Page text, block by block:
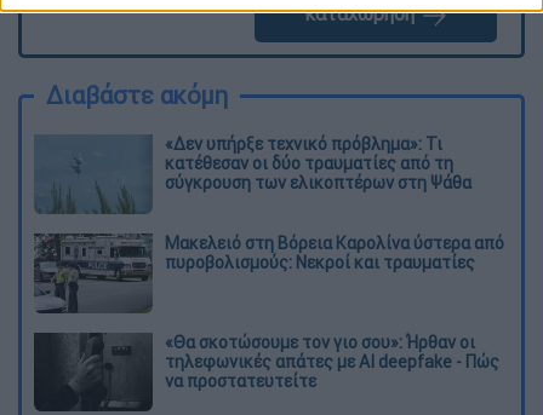
καταχώρηση
Διαβάστε ακόμη
«Δεν υπήρξε τεχνικό πρόβλημα»: Τι
κατέθεσαν οι δύο τραυματίες από τη
σύγκρουση των ελικοπτέρων στη Ψάθα
Μακελειό στη Βόρεια Καρολίνα ύστερα από
πυροβολισμούς: Νεκροί και τραυματίες
«Θα σκοτώσουμε τον γιο σου»: Ήρθαν οι
τηλεφωνικές απάτες με AI deepfake - Πώς
να προστατευτείτε